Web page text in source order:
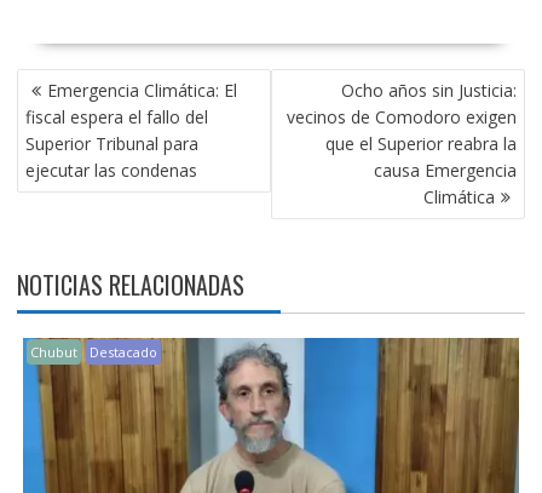
NAVEGACIÓN
DE
ENTRADAS
Emergencia Climática: El
fiscal espera el fallo del
Superior Tribunal para
ejecutar las condenas
Ocho años sin Justicia:
vecinos de Comodoro exigen
que el Superior reabra la
causa Emergencia
Climática
NOTICIAS RELACIONADAS
Chubut Destacado